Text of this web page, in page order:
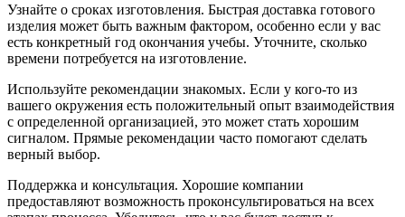
Узнайте о сроках изготовления. Быстрая доставка готового
изделия может быть важным фактором, особенно если у вас
есть конкретный год окончания учебы. Уточните, сколько
времени потребуется на изготовление.
Используйте рекомендации знакомых. Если у кого-то из
вашего окружения есть положительный опыт взаимодействия
с определенной организацией, это может стать хорошим
сигналом. Прямые рекомендации часто помогают сделать
верный выбор.
Поддержка и консультация. Хорошие компании
предоставляют возможность проконсультироваться на всех